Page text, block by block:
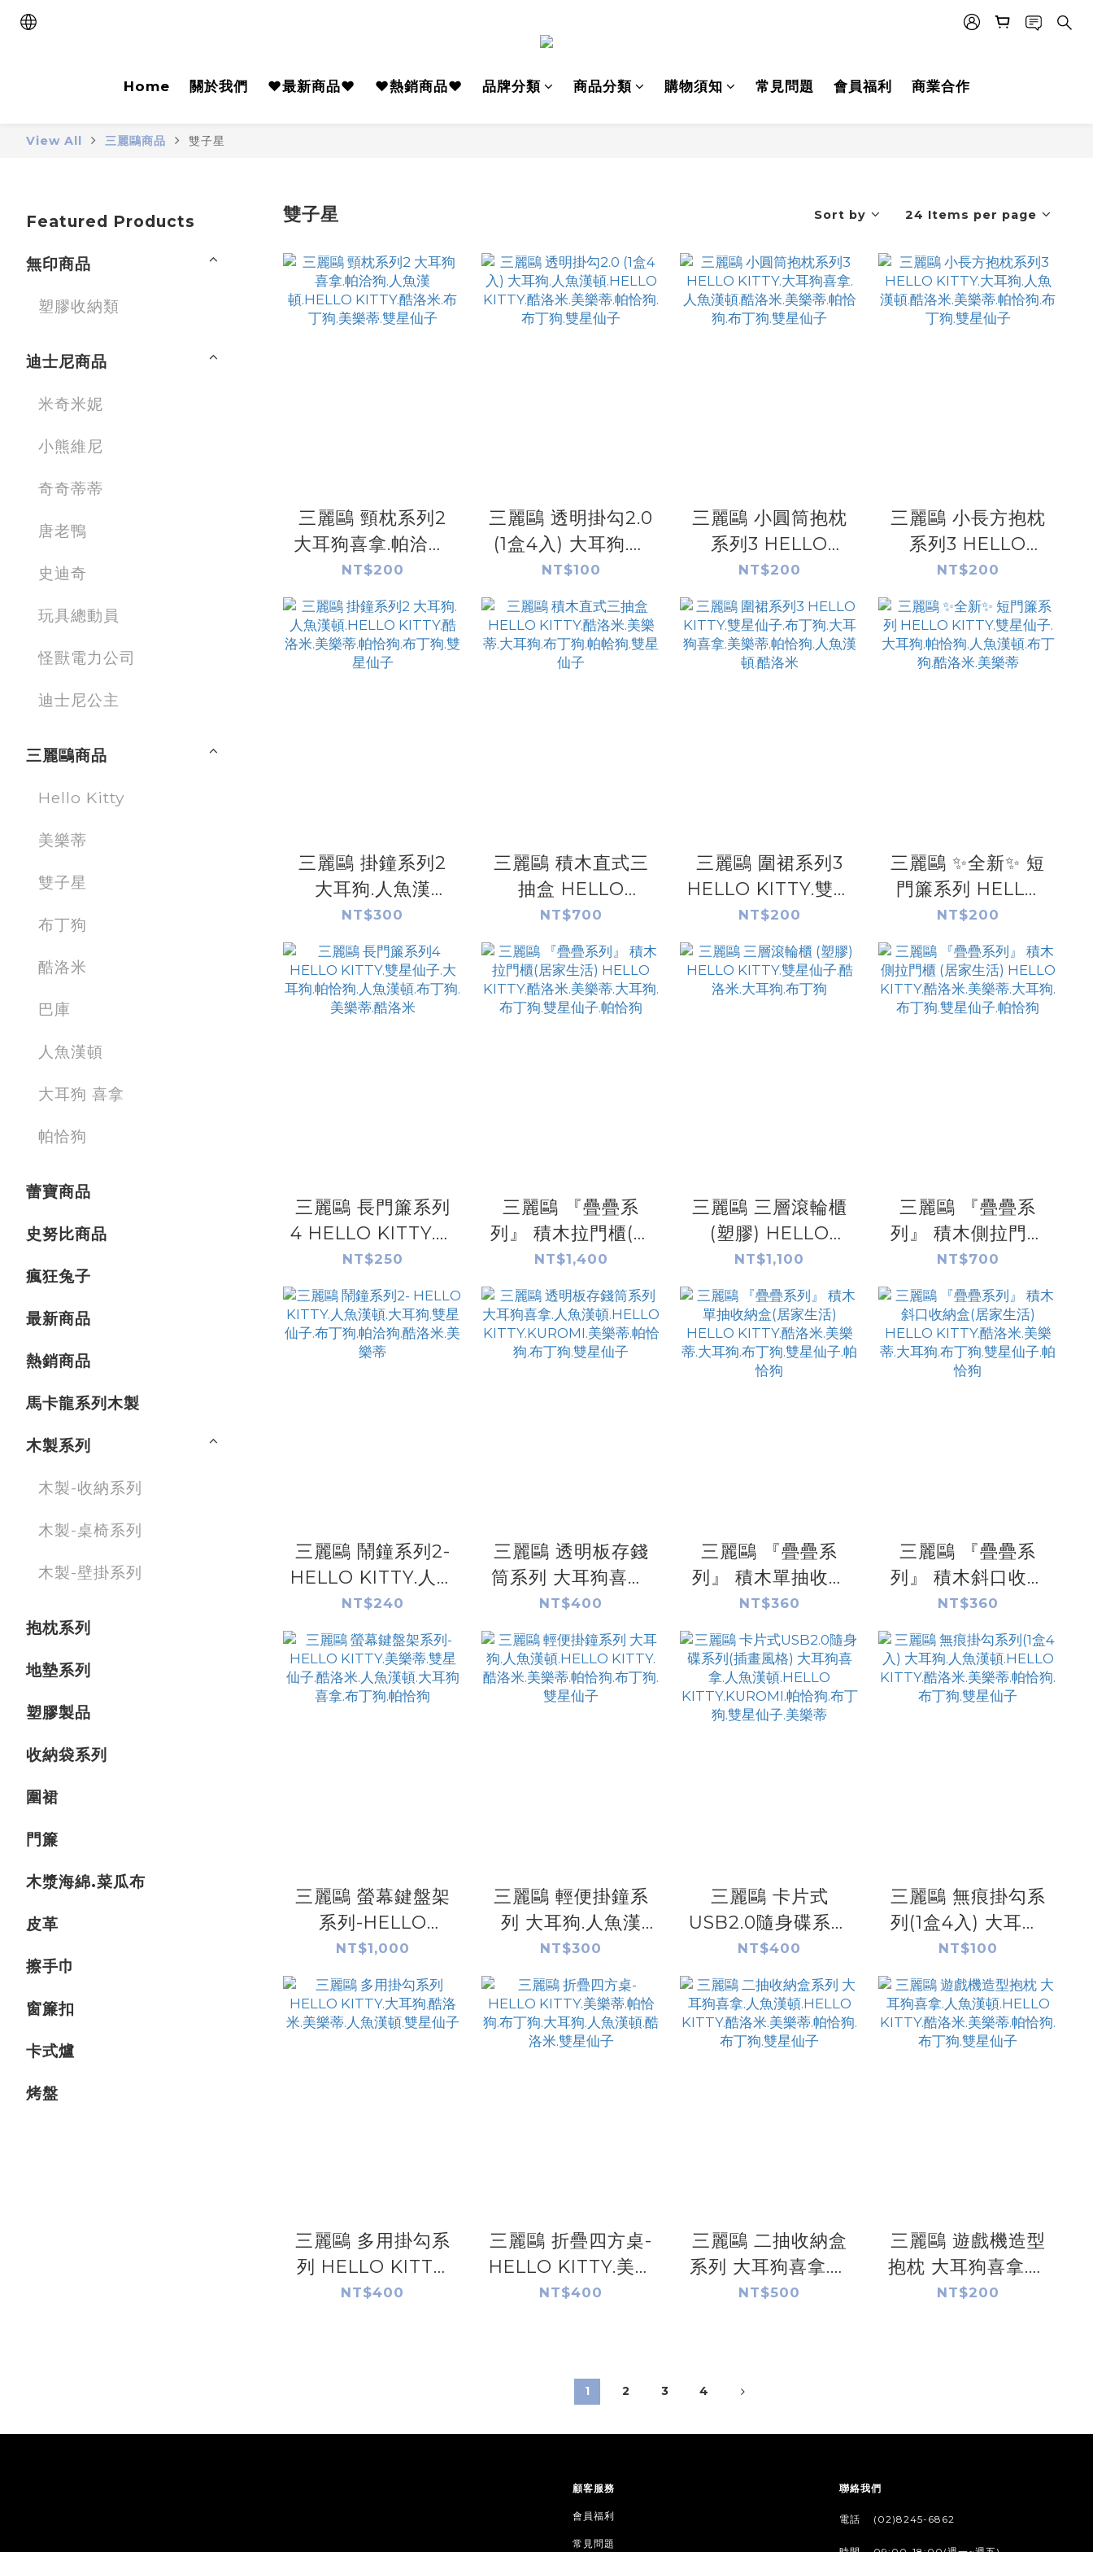
Home 關於我們 ♥️最新商品♥️ ♥熱銷商品♥ 品牌分類 商品分類 購物須知 常見問題 會員福利 商業合作
View All 三麗鷗商品 雙子星
Featured Products
無印商品
塑膠收納類
迪士尼商品
米奇米妮
小熊維尼
奇奇蒂蒂
唐老鴨
史迪奇
玩具總動員
怪獸電力公司
迪士尼公主
三麗鷗商品
Hello Kitty
美樂蒂
雙子星
布丁狗
酷洛米
巴庫
人魚漢頓
大耳狗 喜拿
帕恰狗
蕾寶商品
史努比商品
瘋狂兔子
最新商品
熱銷商品
馬卡龍系列木製
木製系列
木製-收納系列
木製-桌椅系列
木製-壁掛系列
抱枕系列
地墊系列
塑膠製品
收納袋系列
圍裙
門簾
木漿海綿.菜瓜布
皮革
擦手巾
窗簾扣
卡式爐
烤盤
雙子星 Sort by 24 Items per page
三麗鷗 頸枕系列2
大耳狗喜拿.帕洽狗.
人魚漢頓.HELLO
KITTY.酷洛米.布丁
狗.美樂蒂.雙星仙子
NT$200
三麗鷗 透明掛勾2.0
(1盒4入) 大耳狗.人
魚漢頓.HELLO
KITTY.酷洛米.美樂
蒂.帕恰狗.布丁狗.雙
星仙子
NT$100
三麗鷗 小圓筒抱枕
系列3 HELLO
KITTY.大耳狗喜拿.
人魚漢頓.酷洛米.美
樂蒂.帕恰狗.布丁狗.
雙星仙子
NT$200
三麗鷗 小長方抱枕
系列3 HELLO
KITTY.大耳狗.人魚
漢頓.酷洛米.美樂蒂.
帕恰狗.布丁狗.雙星
仙子
NT$200
三麗鷗 掛鐘系列2
大耳狗.人魚漢
頓.HELLO KITTY.
酷洛米.美樂蒂.帕恰
狗.布丁狗.雙星仙子
NT$300
三麗鷗 積木直式三
抽盒 HELLO
KITTY.酷洛米.美樂
蒂.大耳狗.布丁狗.帕
帢狗.雙星仙子
NT$700
三麗鷗 圍裙系列3
HELLO KITTY.雙星
仙子.布丁狗.大耳狗
喜拿.美樂蒂.帕恰狗.
人魚漢頓.酷洛米
NT$200
三麗鷗 ✨全新✨ 短
門簾系列 HELLO
KITTY.雙星仙子.大
耳狗.帕恰狗.人魚漢
頓.布丁狗.酷洛米.美
樂蒂
NT$200
三麗鷗 長門簾系列
4 HELLO KITTY.雙
星仙子.大耳狗.帕恰
狗.人魚漢頓.布丁狗.
美樂蒂.酷洛米
NT$250
三麗鷗 『疊疊系
列』 積木拉門櫃(居
家生活) HELLO
KITTY.酷洛米.美樂
蒂.大耳狗.布丁狗.雙
星仙子.帕恰狗
NT$1,400
三麗鷗 三層滾輪櫃
(塑膠) HELLO
KITTY.雙星仙子.酷
洛米.大耳狗.布丁狗
NT$1,100
三麗鷗 『疊疊系
列』 積木側拉門櫃
(居家生活) HELLO
KITTY.酷洛米.美樂
蒂.大耳狗.布丁狗.雙
星仙子.帕恰狗
NT$700
三麗鷗 鬧鐘系列2-
HELLO KITTY.人魚
漢頓.大耳狗.雙星仙
子.布丁狗.帕洽狗.酷
洛米.美樂蒂
NT$240
三麗鷗 透明板存錢
筒系列 大耳狗喜拿.
人魚漢頓.HELLO
KITTY.KUROMI.美
樂蒂.帕恰狗.布丁狗.
雙星仙子
NT$400
三麗鷗 『疊疊系
列』 積木單抽收納
盒(居家生活)
HELLO KITTY.酷洛
米.美樂蒂.大耳狗.布
丁狗.雙星仙子.帕恰
狗
NT$360
三麗鷗 『疊疊系
列』 積木斜口收納
盒(居家生活)
HELLO KITTY.酷洛
米.美樂蒂.大耳狗.布
丁狗.雙星仙子.帕恰
狗
NT$360
三麗鷗 螢幕鍵盤架
系列-HELLO
KITTY.美樂蒂.雙星
仙子.酷洛米.人魚漢
頓.大耳狗喜拿.布丁
狗.帕恰狗
NT$1,000
三麗鷗 輕便掛鐘系
列 大耳狗.人魚漢
頓.HELLO KITTY.
酷洛米.美樂蒂.帕恰
狗.布丁狗.雙星仙子
NT$300
三麗鷗 卡片式
USB2.0隨身碟系列
(插畫風格) 大耳狗
喜拿.人魚漢
頓.HELLO
KITTY.KUROMI.帕
恰狗.布丁狗.雙星仙
NT$400
三麗鷗 無痕掛勾系
列(1盒4入) 大耳狗.
人魚漢頓.HELLO
KITTY.酷洛米.美樂
蒂.帕恰狗.布丁狗.雙
星仙子
NT$100
三麗鷗 多用掛勾系
列 HELLO KITTY.
大耳狗.酷洛米.美樂
NT$400
三麗鷗 折疊四方桌-
HELLO KITTY.美樂
蒂.帕恰狗.布丁狗.大
NT$400
三麗鷗 二抽收納盒
系列 大耳狗喜拿.人
魚漢頓.HELLO
NT$500
三麗鷗 遊戲機造型
抱枕 大耳狗喜拿.人
魚漢頓.HELLO
NT$200
1 2 3 4
顧客服務
會員福利
常見問題
聯絡我們
電話 (02)8245-6862